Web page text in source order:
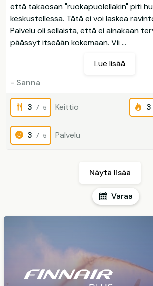
että takaosan "ruokapuolellakin" piti
keskustellessa. Tätä ei voi laskea
Palvelu oli sellaista, että ei ainakaan
päässyt itseään kokemaan. Vii ...
Lue lisää
- Sanna
3 / 5 Keittiö 3
3 / 5 Palvelu
Näytä lisää
Varaa